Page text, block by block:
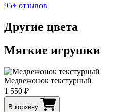
95+ отзывов
Другие цвета
Мягкие игрушки
Медвежонок текстурный
1 550 ₽
В корзину